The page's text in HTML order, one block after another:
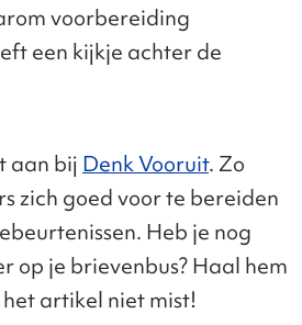
voorbereiding
een kijkje achter de
aan bij Denk Vooruit. Zo
zich goed voor te bereiden
Heb je nog
op je brievenbus? Haal hem
artikel niet mist!